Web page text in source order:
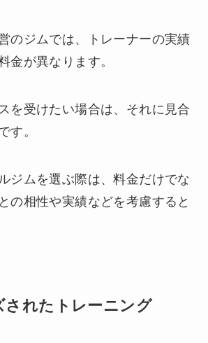
のジムでは、トレーナーの実績
金が異なります。
を受けたい場合は、それに見合
す。
ジムを選ぶ際は、料金だけでな
の相性や実績などを考慮すると
されたトレーニング